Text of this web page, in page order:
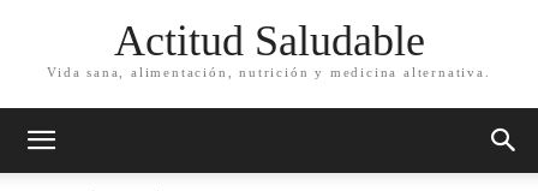
Actitud Saludable
Vida sana, alimentación, nutrición y medicina alternativa.